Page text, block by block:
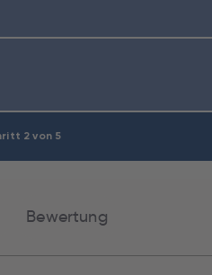
2 von 5
Bewertung